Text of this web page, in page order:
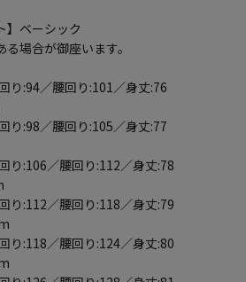
ベーシック
場合が御座います。
り:94／腰回り:101／身丈:76
り:98／腰回り:105／身丈:77
り:106／腰回り:112／身丈:78
り:112／腰回り:118／身丈:79
り:118／腰回り:124／身丈:80